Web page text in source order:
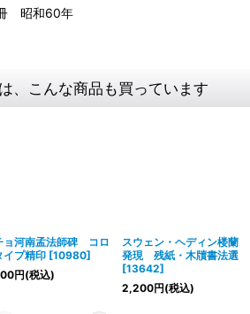
昭和60年
、こんな商品も買っています
ョ河南孟法師碑 コロ
イプ精印 [10980]
円(税込)
スウェン・ヘディン楼蘭
発現 残紙・木牘書法選
[13642]
2,200円(税込)